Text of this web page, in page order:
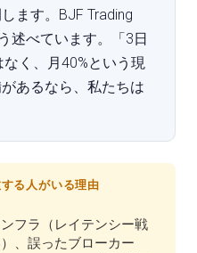
ます。BJF Trading
述べています。「3日
く、月40%という現
あるなら、私たちは
る人がいる理由
フラ（レイテンシー戦
、誤ったブローカー